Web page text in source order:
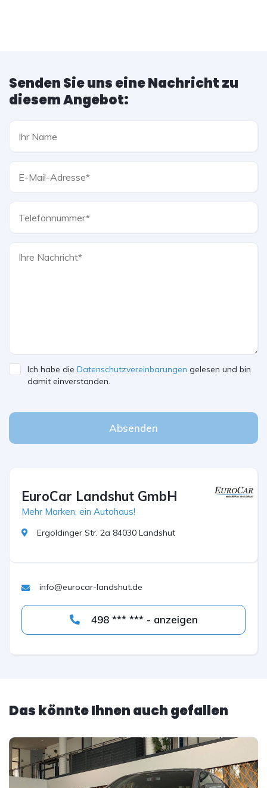
Senden Sie uns eine Nachricht zu
diesem Angebot:
Ich habe die Datenschutzvereinbarungen gelesen und bin
damit einverstanden.
Absenden
EuroCar Landshut GmbH
Mehr Marken, ein Autohaus!
Ergoldinger Str. 2a 84030 Landshut
info@eurocar-landshut.de
498 *** *** - anzeigen
Das könnte Ihnen auch gefallen